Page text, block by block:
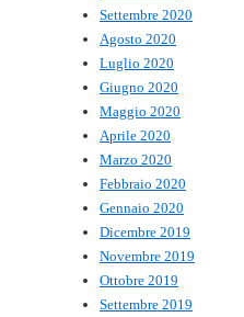
Settembre 2020
Agosto 2020
Luglio 2020
Giugno 2020
Maggio 2020
Aprile 2020
Marzo 2020
Febbraio 2020
Gennaio 2020
Dicembre 2019
Novembre 2019
Ottobre 2019
Settembre 2019